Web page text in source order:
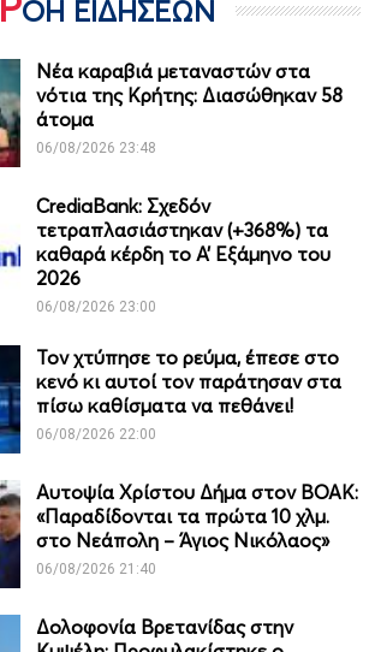
ΟΗ ΕΙΔΗΣΕΩΝ
Νέα καραβιά μεταναστών στα
νότια της Κρήτης: Διασώθηκαν 58
άτομα
06/08/2026 23:48
CrediaBank: Σχεδόν
τετραπλασιάστηκαν (+368%) τα
καθαρά κέρδη το Α’ Εξάμηνο του
2026
06/08/2026 23:00
Τον χτύπησε το ρεύμα, έπεσε στο
κενό κι αυτοί τον παράτησαν στα
πίσω καθίσματα να πεθάνει!
06/08/2026 22:00
Αυτοψία Χρίστου Δήμα στον ΒΟΑΚ:
«Παραδίδονται τα πρώτα 10 χλμ.
στο Νεάπολη – Άγιος Νικόλαος»
06/08/2026 21:40
Δολοφονία Βρετανίδας στην